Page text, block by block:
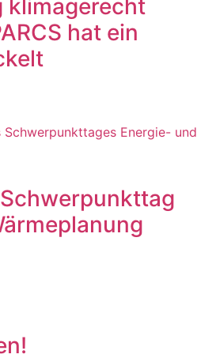
klimagerecht
hat ein